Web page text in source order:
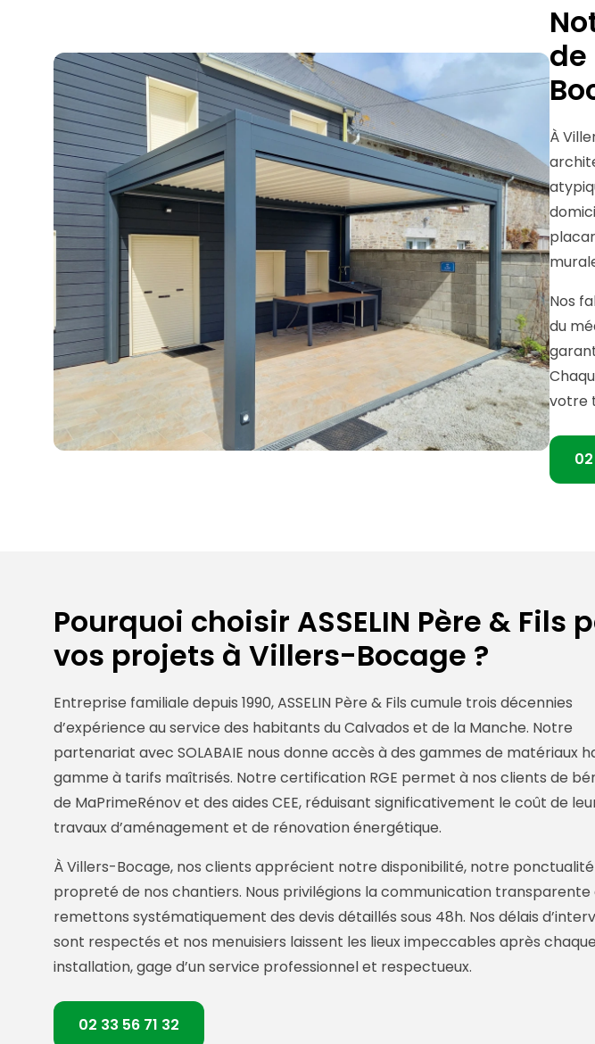
À
Nos
du
votre
Pourquoi choisir ASSELIN Père & Fils
vos projets à Villers-Bocage ?
Entreprise familiale depuis 1990, ASSELIN Père & Fils cumule trois décennies
d’expérience au service des habitants du Calvados et de la Manche. Notre
partenariat avec SOLABAIE nous donne accès à des gammes de matériaux
gamme à tarifs maîtrisés. Notre certification RGE permet à nos clients de
de MaPrimeRénov et des aides CEE, réduisant significativement le coût de
travaux d’aménagement et de rénovation énergétique.
À Villers-Bocage, nos clients apprécient notre disponibilité, notre
propreté de nos chantiers. Nous privilégions la communication transparente
remettons systématiquement des devis détaillés sous 48h. Nos délais
sont respectés et nos menuisiers laissent les lieux impeccables après chaque
installation, gage d’un service professionnel et respectueux.
02 33 56 71 32